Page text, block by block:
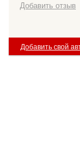
Добавить отзыв
Добавить свой